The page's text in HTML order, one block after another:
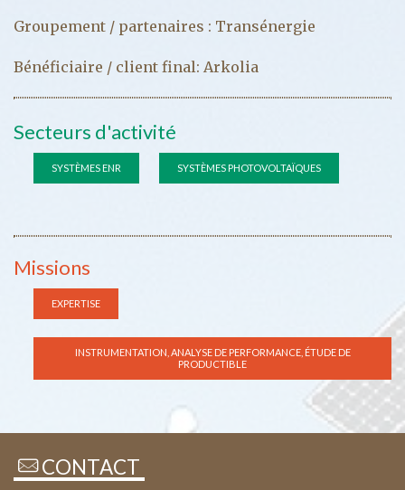
Groupement / partenaires : Transénergie
Bénéficiaire / client final: Arkolia
Secteurs d'activité
SYSTÈMES ENR SYSTÈMES PHOTOVOLTAÏQUES
Missions
EXPERTISE
INSTRUMENTATION, ANALYSE DE PERFORMANCE, ÉTUDE DE
PRODUCTIBLE
CONTACT